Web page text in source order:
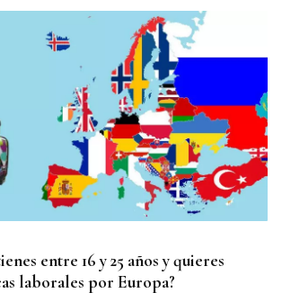
entre 16 y 25 años y quieres
laborales por Europa?